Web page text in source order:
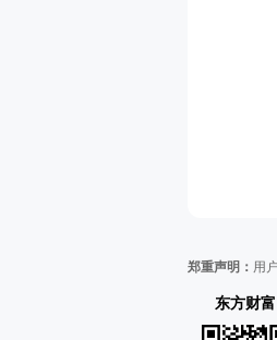
郑重声明： 用
东方财富